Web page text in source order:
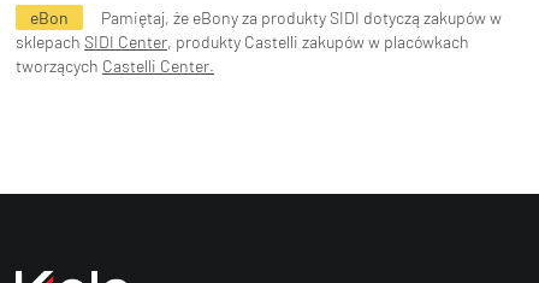
eBon
Pamiętaj, że eBony za produkty SIDI dotyczą zakupów w
sklepach SIDI Center, produkty Castelli zakupów w placówkach
tworzących Castelli Center.